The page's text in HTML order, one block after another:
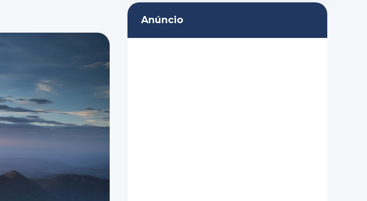
Anúncio